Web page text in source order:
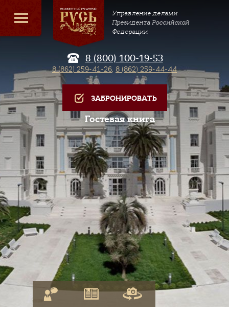
Управление делами
Президента Российской
Федерации
8 (800) 100-19-53
8 (862) 259-41-26, 8 (862) 259-44-44
ЗАБРОНИРОВАТЬ
Гостевая книга